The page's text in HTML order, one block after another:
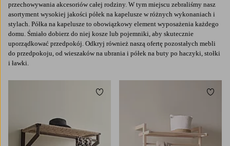
przechowywania akcesoriów całej rodziny. W tym miejscu zebraliśmy nasz
asortyment wysokiej jakości półek na kapelusze w różnych wykonaniach i
stylach. Półka na kapelusze to obowiązkowy element wyposażenia każdego
domu. Śmiało dobierz do niej kosze lub pojemniki, aby skutecznie
uporządkować przedpokój. Odkryj również naszą ofertę pozostałych mebli
do przedpokoju, od wieszaków na ubrania i półek na buty po haczyki, stołki
i ławki.
Dodaj do ulubionych